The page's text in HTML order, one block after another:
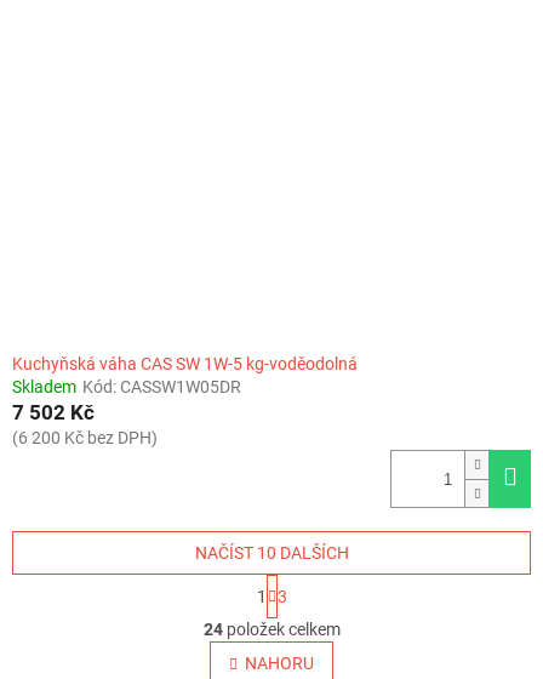
Kuchyňská váha CAS SW 1W-5 kg-voděodolná
Skladem Kód:CASSW1W05DR
7 502 Kč
(6 200 Kč bez DPH)
O
v
l
NAČÍST 10 DALŠÍCH
t
r
á
n
1
3
24položek celkem
NAHORU